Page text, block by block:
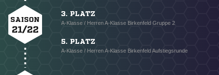
SAISON
21/22
3. PLATZ
A-Klasse / Herren A-Klasse Birkenfeld Gruppe 2
5. PLATZ
A-Klasse / Herren A-Klasse Birkenfeld Aufstiegsrunde